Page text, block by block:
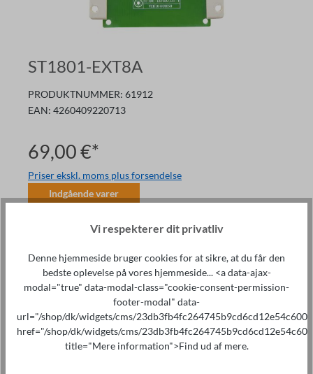
ST1801-EXT8A
PRODUKTNUMMER: 61912
EAN: 4260409220713
69,00 €*
Priser ekskl. moms plus forsendelse
Indgående varer
Specialistrådgivning på
Vi respekterer dit privatliv
Denne hjemmeside bruger cookies for at sikre, at du får den
bedste oplevelse på vores hjemmeside... <a data-ajax-
modal="true" data-modal-class="cookie-consent-permission-
footer-modal" data-
url="/shop/dk/widgets/cms/23db3fb4fc264745b9cd6cd12e54c600"
href="/shop/dk/widgets/cms/
title="Mere information">Find ud af mere.